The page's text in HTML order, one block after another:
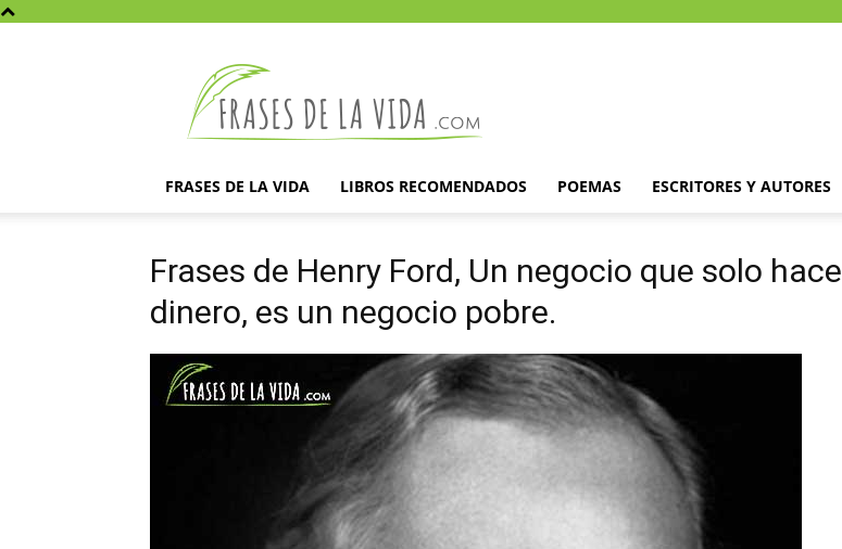
la
vida
FRASES DE LA VIDA LIBROS RECOMENDADOS POEMAS ESCRITORES Y AUTORES
Frases de Henry Ford, Un negocio que solo hace
dinero, es un negocio pobre.